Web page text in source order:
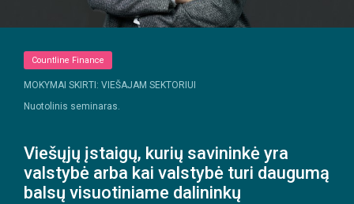
Countline Finance
MOKYMAI SKIRTI: VIEŠAJAM SEKTORIUI
Nuotolinis seminaras.
Viešųjų įstaigų, kurių savininkė yra
valstybė arba kai valstybė turi daugumą
balsų visuotiniame dalininkų